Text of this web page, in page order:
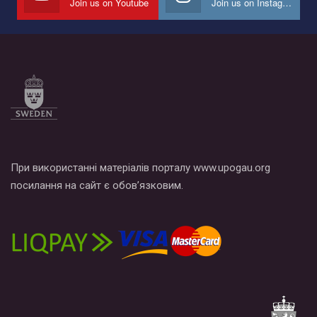
Все, что вам нужно сделать - это зайти на наш канал YouTube
Join us on Youtube Join us on Instagram
При використанні матеріалів порталу www.upogau.org
посилання на сайт є обов’язковим.